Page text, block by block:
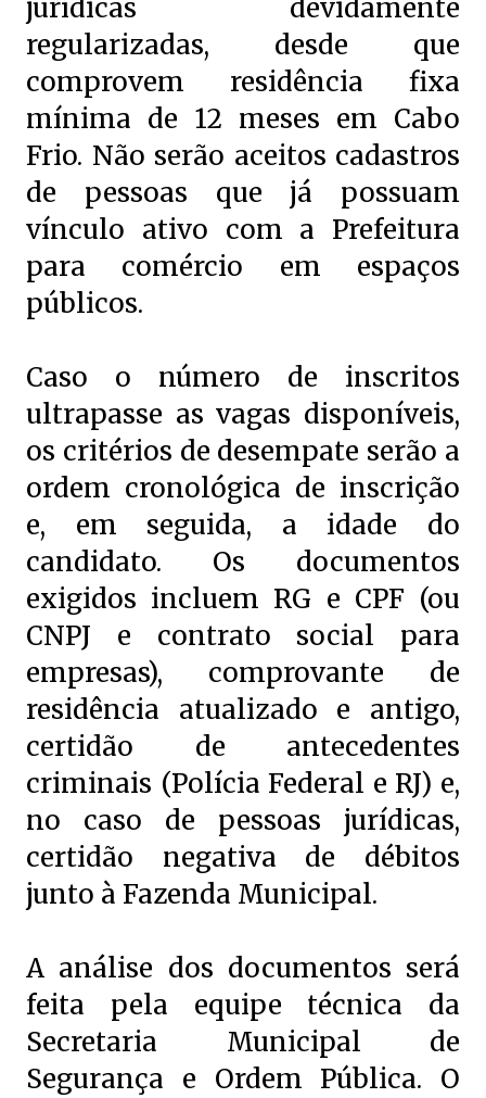
jurídicas devidamente
regularizadas, desde que
comprovem residência fixa
mínima de 12 meses em Cabo
Frio. Não serão aceitos cadastros
de pessoas que já possuam
vínculo ativo com a Prefeitura
para comércio em espaços
públicos.
Caso o número de inscritos
ultrapasse as vagas disponíveis,
os critérios de desempate serão a
ordem cronológica de inscrição
e, em seguida, a idade do
candidato. Os documentos
exigidos incluem RG e CPF (ou
CNPJ e contrato social para
empresas), comprovante de
residência atualizado e antigo,
certidão de antecedentes
criminais (Polícia Federal e RJ) e,
no caso de pessoas jurídicas,
certidão negativa de débitos
junto à Fazenda Municipal.
A análise dos documentos será
feita pela equipe técnica da
Secretaria Municipal de
Segurança e Ordem Pública. O